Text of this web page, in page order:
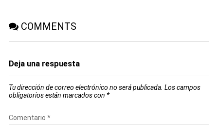
COMMENTS
Deja una respuesta
Tu dirección de correo electrónico no será publicada. Los campos
obligatorios están marcados con *
Comentario *